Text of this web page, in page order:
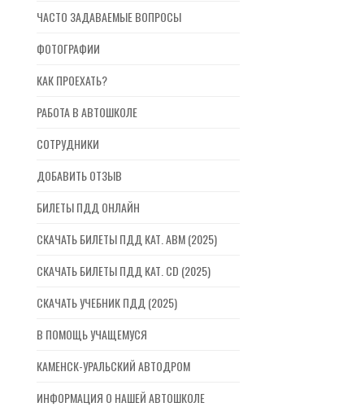
ЧАСТО ЗАДАВАЕМЫЕ ВОПРОСЫ
ФОТОГРАФИИ
КАК ПРОЕХАТЬ?
РАБОТА В АВТОШКОЛЕ
СОТРУДНИКИ
ДОБАВИТЬ ОТЗЫВ
БИЛЕТЫ ПДД ОНЛАЙН
СКАЧАТЬ БИЛЕТЫ ПДД КАТ. ABM (2025)
СКАЧАТЬ БИЛЕТЫ ПДД КАТ. CD (2025)
СКАЧАТЬ УЧЕБНИК ПДД (2025)
В ПОМОЩЬ УЧАЩЕМУСЯ
КАМЕНСК-УРАЛЬСКИЙ АВТОДРОМ
ИНФОРМАЦИЯ О НАШЕЙ АВТОШКОЛЕ